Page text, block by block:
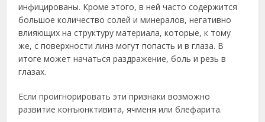
инфицированы. Кроме этого, в ней часто содержится
большое количество солей и минералов, негативно
влияющих на структуру материала, которые, к тому
же, с поверхности линз могут попасть и в глаза. В
итоге может начаться раздражение, боль и резь в
глазах.
Если проигнорировать эти признаки возможно
развитие конъюнктивита, ячменя или блефарита.